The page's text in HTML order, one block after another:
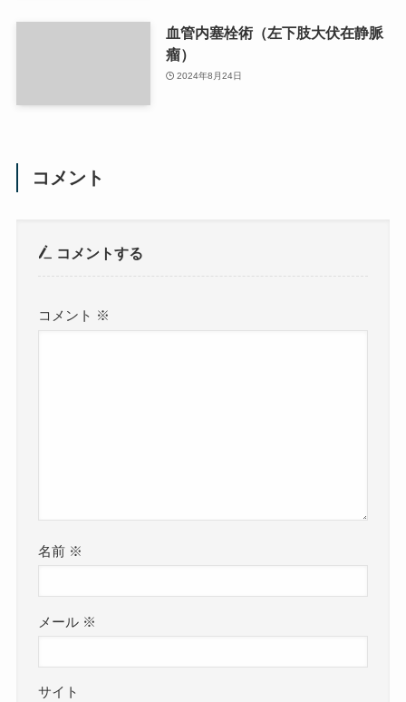
血管内塞栓術（左下肢大伏在静脈
瘤）
2024年8月24日
コメント
コメントする
コメント ※
名前 ※
メール ※
サイト